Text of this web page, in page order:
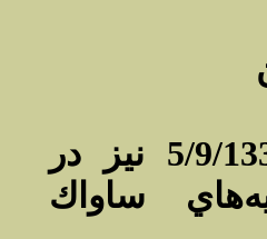
منوچهر آزمون در تاريخ 5/9/1336 نيز در
ساواك